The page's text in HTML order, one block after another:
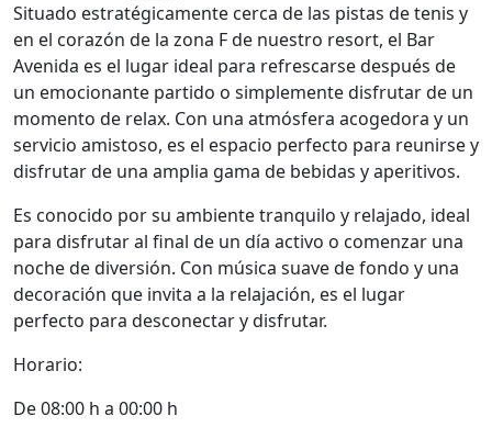
Situado estratégicamente cerca de las pistas de tenis y
en el corazón de la zona F de nuestro resort, el Bar
Avenida es el lugar ideal para refrescarse después de
un emocionante partido o simplemente disfrutar de un
momento de relax. Con una atmósfera acogedora y un
servicio amistoso, es el espacio perfecto para reunirse y
disfrutar de una amplia gama de bebidas y aperitivos.
Es conocido por su ambiente tranquilo y relajado, ideal
para disfrutar al final de un día activo o comenzar una
noche de diversión. Con música suave de fondo y una
decoración que invita a la relajación, es el lugar
perfecto para desconectar y disfrutar.
Horario:
De 08:00 h a 00:00 h